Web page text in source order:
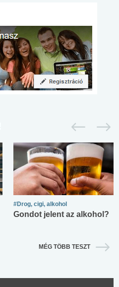
#Drog, cigi, alkohol
Gondot jelent az alkohol?
MÉG TÖBB TESZT